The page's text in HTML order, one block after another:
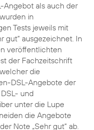
Angebot als auch der
in
Tests jeweils mit
gut“ ausgezeichnet. In
veröffentlichten
der Fachzeitschrift
die
DSL-Angebote der
und
unter die Lupe
die Angebote
Note „Sehr gut“ ab.